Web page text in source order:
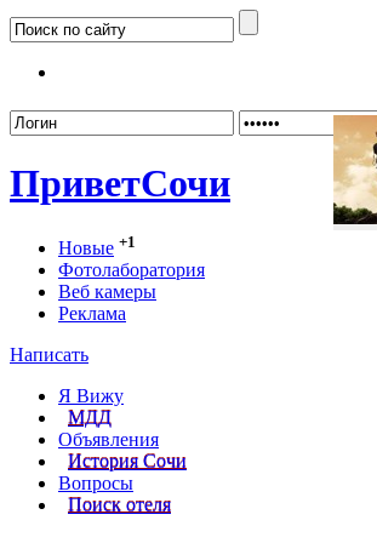
ПриветСочи
Новые +1
Фотолаборатория
Веб камеры
Реклама
Написать
Я Вижу
МДД
Объявления
История Сочи
Вопросы
Поиск отеля